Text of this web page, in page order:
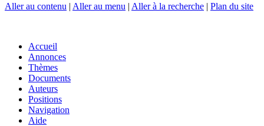
Aller au contenu | Aller au menu | Aller à la recherche | Plan du site
Accueil
Annonces
Thèmes
Documents
Auteurs
Positions
Navigation
Aide